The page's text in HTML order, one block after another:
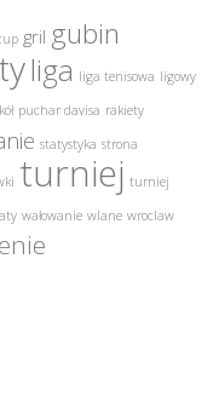
gril gubin
liga liga tenisowa ligowy
puchar davisa rakiety
statystyka strona
turniej turniej
wałowanie wlane wroclaw